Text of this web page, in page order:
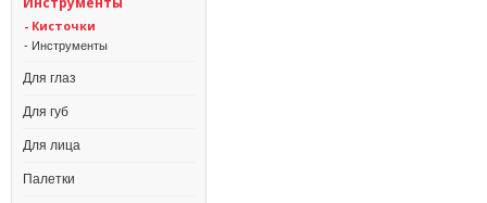
- Кисточки
- Инструменты
Для глаз
Для губ
Для лица
Палетки